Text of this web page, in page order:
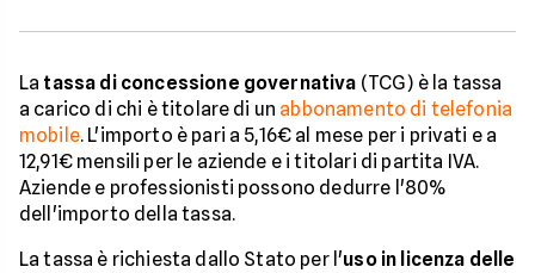
La tassa di concessione governativa (TCG) è la tassa
a carico di chi è titolare di un abbonamento di telefonia
mobile. L'importo è pari a 5,16€ al mese per i privati e a
12,91€ mensili per le aziende e i titolari di partita IVA.
Aziende e professionisti possono dedurre l'80%
dell'importo della tassa.
La tassa è richiesta dallo Stato per l'uso in licenza delle